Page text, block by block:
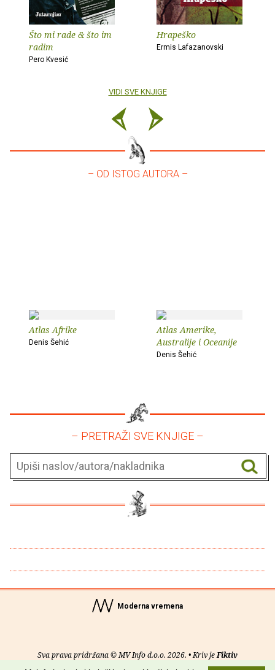
Što mi rade & što im
radim
Pero Kvesić
Hrapeško
Ermis Lafazanovski
VIDI SVE KNJIGE
– OD ISTOG AUTORA –
Atlas Afrike
Denis Šehić
Atlas Amerike,
Australije i Oceanije
Denis Šehić
– PRETRAŽI SVE KNJIGE –
Moderna vremena
Sva prava pridržana © MV Info d.o.o. 2026. • Kriv jeFiktiv